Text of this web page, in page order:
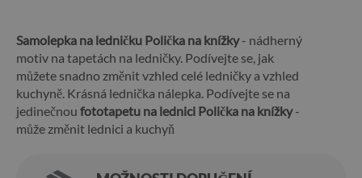
Samolepka na ledničku Polička na knížky- nádherný
motiv na tapetách na ledničky. Podívejte se, jak
můžete snadno změnit vzhled celé ledničky a vzhled
kuchyně. Krásná lednička nálepka. Podívejte se na
jedinečnou fototapetu na lednici Polička na knížky-
může změnit lednici a kuchyň